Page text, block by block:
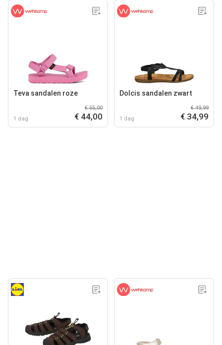
Teva sandalen roze
1 dag
€ 55,00
€ 44,00
Dolcis sandalen zwart
1 dag
€ 49,99
€ 34,99